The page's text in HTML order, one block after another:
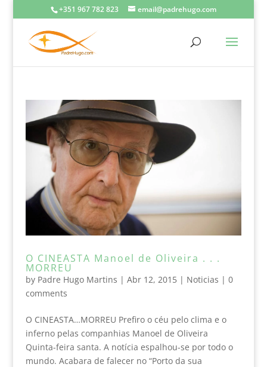
+351 967 782 823 email@padrehugo.com
O CINEASTA Manoel de Oliveira . . .
MORREU
by Padre Hugo Martins | Abr 12, 2015| Noticias | 0
comments
O CINEASTA…MORREU Prefiro o céu pelo clima e o
inferno pelas companhias Manoel de Oliveira
Quinta-feira santa. A notícia espalhou-se por todo o
mundo. Acabara de falecer no “Porto da sua